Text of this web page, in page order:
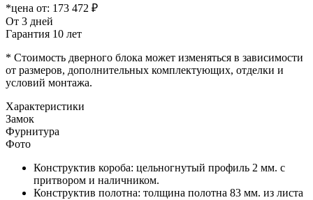
*цена от: 173 472 ₽
От 3 дней
Гарантия 10 лет
* Стоимость дверного блока может изменяться в зависимости
от размеров, дополнительных комплектующих, отделки и
условий монтажа.
Характеристики
Замок
Фурнитура
Фото
Конструктив короба: цельногнутый профиль 2 мм. с
притвором и наличником.
Конструктив полотна: толщина полотна 83 мм. из листа